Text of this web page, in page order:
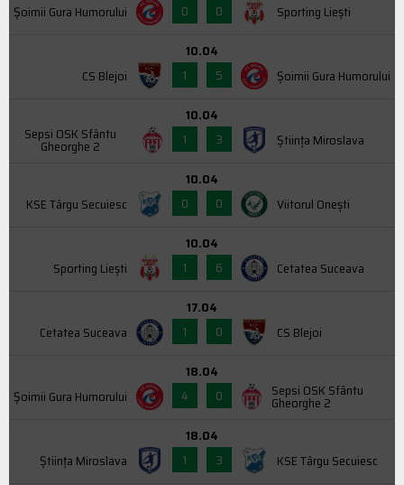
Şoimii Gura Humorului
0
0 Sporting Liești
CS Blejoi
10.04
1
5 Şoimii Gura Humorului
Sepsi OSK Sfântu
Gheorghe 2
10.04
1
3 Știința Miroslava
KSE Târgu Secuiesc
10.04
0
0 Viitorul Onești
Sporting Liești
10.04
1
6 Cetatea Suceava
Cetatea Suceava
17.04
1
0 CS Blejoi
Şoimii Gura Humorului
18.04
4
0 Sepsi OSK Sfântu
Gheorghe 2
Știința Miroslava
18.04
1
3 KSE Târgu Secuiesc